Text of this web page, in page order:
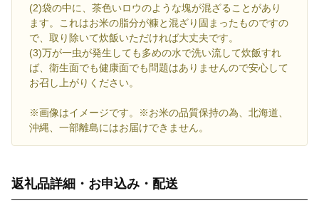
(2)袋の中に、茶色いロウのような塊が混ざることがあり
ます。これはお米の脂分が糠と混ざり固まったものですの
で、取り除いて炊飯いただければ大丈夫です。
(3)万が一虫が発生しても多めの水で洗い流して炊飯すれ
ば、衛生面でも健康面でも問題はありませんので安心して
お召し上がりください。
※画像はイメージです。※お米の品質保持の為、北海道、
沖縄、一部離島にはお届けできません。
返礼品詳細・お申込み・配送